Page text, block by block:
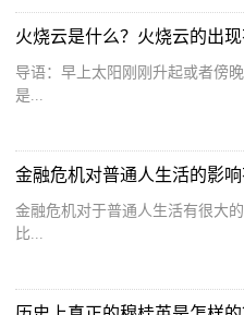
火烧云是什么？火烧云的出现
导语：早上太阳刚刚升起或者傍
是...
金融危机对于普通人生活有很大
比...